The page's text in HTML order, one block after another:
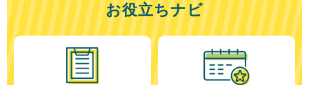
お役立ちナビ